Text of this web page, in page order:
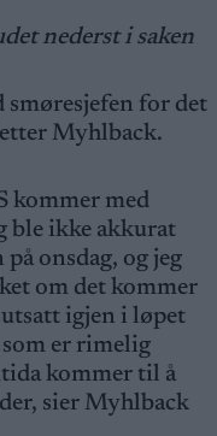
nederst i saken
smøresjefen for det
Myhlback.
kommer med
ble ikke akkurat
onsdag, og jeg
om det kommer
igjen i løpet
er rimelig
kommer til å
sier Myhlback